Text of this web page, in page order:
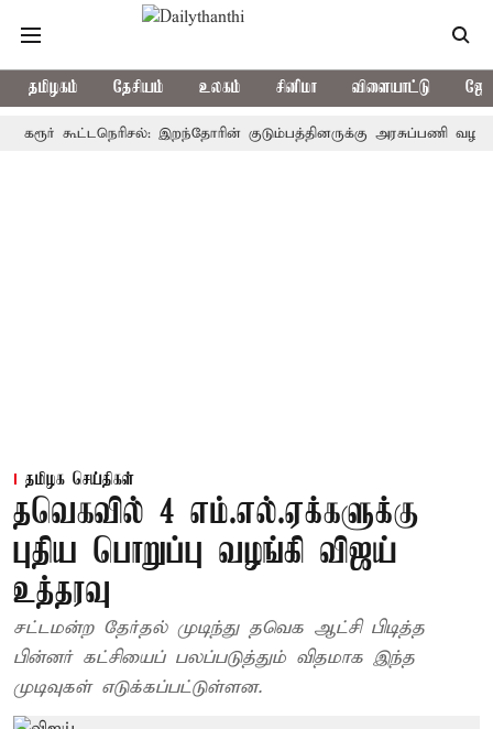
தமிழகம் தேசியம் உலகம் சினிமா விளையாட்டு
கூட்டநெரிசல்: இறந்தோரின் குடும்பத்தினருக்கு அரசுப்பணி வழக்கு;
தமிழக செய்திகள்
தவெகவில் 4 எம்.எல்.ஏக்களுக்கு
புதிய பொறுப்பு வழங்கி விஜய்
உத்தரவு
சட்டமன்ற தேர்தல் முடிந்து தவெக ஆட்சி பிடித்த
பின்னர் கட்சியைப் பலப்படுத்தும் விதமாக இந்த
முடிவுகள் எடுக்கப்பட்டுள்ளன.